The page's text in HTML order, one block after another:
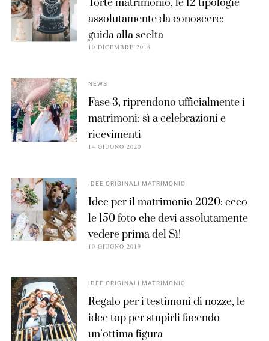
Torte matrimonio, le 12 tipologie
assolutamente da conoscere:
guida alla scelta
10 DICEMBRE 2018
NEWS
Fase 3, riprendono ufficialmente i
matrimoni: sì a celebrazioni e
ricevimenti
14 GIUGNO 2020
IDEE ORIGINALI MATRIMONIO
Idee per il matrimonio 2020: ecco
le 150 foto che devi assolutamente
vedere prima del Sì!
10 GIUGNO 2019
IDEE ORIGINALI MATRIMONIO
Regalo per i testimoni di nozze, le
idee top per stupirli facendo
un’ottima figura